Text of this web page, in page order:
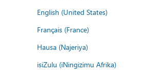
English (United States)
Français (France)
Hausa (Najeriya)
isiZulu (iNingizimu Afrika)